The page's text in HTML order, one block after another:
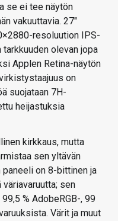
se ei tee näytön
vakuuttavia. 27″
resoluution IPS-
olevan jopa
Applen Retina-näytön
on
suojataan 7H-
heijastuksia
kirkkaus, mutta
sen yltävän
on 8-bittinen ja
sen
% AdobeRGB-, 99
Värit ja muut